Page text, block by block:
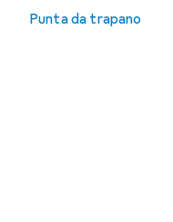
Punta da trapano